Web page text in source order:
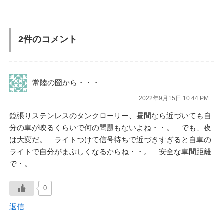
2件のコメント
常陸の圀から・・・
2022年9月15日 10:44 PM
鏡張りステンレスのタンクローリー、昼間なら近づいても自
分の車が映るくらいで何の問題もないよね・・。 でも、夜
は大変だ。 ライトつけて信号待ちで近づきすぎると自車の
ライトで自分がまぶしくなるからね・・。 安全な車間距離
で・。
0
返信